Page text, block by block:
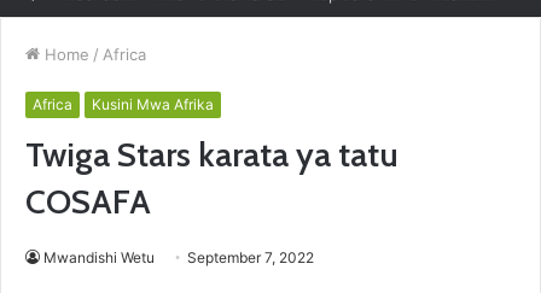
Home / Africa
Africa Kusini Mwa Afrika
Twiga Stars karata ya tatu
COSAFA
Mwandishi Wetu September 7, 2022